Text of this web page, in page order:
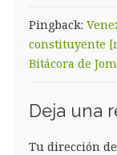
Pingback:
constituyente
Bitácora de
Deja una
Tu dirección